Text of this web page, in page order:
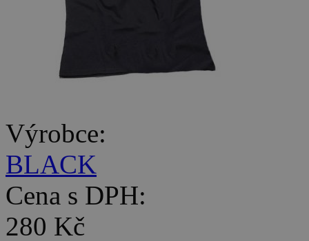
Výrobce:
BLACK
Cena s DPH:
280 Kč